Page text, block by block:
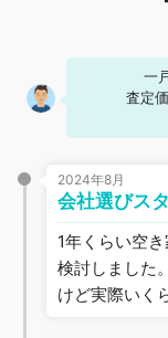
一
査定
2024年8月
会社選びス
1年くらい空
検討しました
けど実際いく